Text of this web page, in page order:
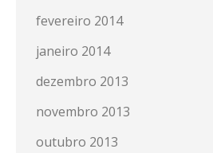
fevereiro 2014
janeiro 2014
dezembro 2013
novembro 2013
outubro 2013